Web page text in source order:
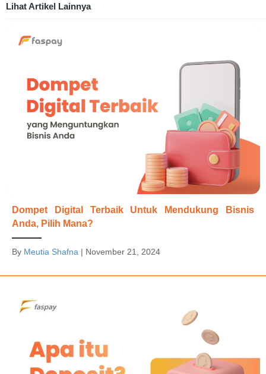
Lihat Artikel Lainnya
Dompet Digital Terbaik Untuk Mendukung Bisnis
Anda, Pilih Mana?
By Meutia Shafna | November 21, 2024